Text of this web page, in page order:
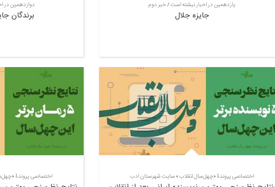
یازدهمین در اخبار نبشته است / خبر دوم
جایزه جلال
دوازدهمین در
برندگان
اختصاصی پروندۀ «چهل‌سال انقلاب» سایت شهرستان ادب اختصاصی پروندۀ